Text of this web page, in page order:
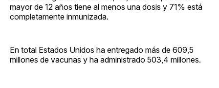
mayor de 12 años tiene al menos una dosis y 71% está
completamente inmunizada.
En total Estados Unidos ha entregado más de 609,5
millones de vacunas y ha administrado 503,4 millones.